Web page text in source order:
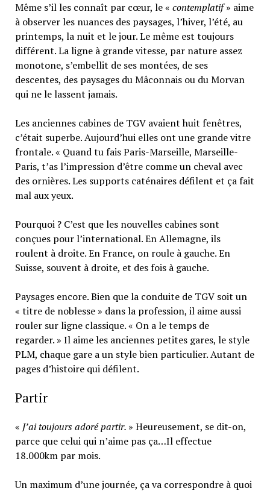
Même s’il les connaît par cœur, le « contemplatif» aime
à observer les nuances des paysages, l’hiver, l’été, au
printemps, la nuit et le jour. Le même est toujours
différent. La ligne à grande vitesse, par nature assez
monotone, s’embellit de ses montées, de ses
descentes, des paysages du Mâconnais ou du Morvan
qui ne le lassent jamais.
Les anciennes cabines de TGV avaient huit fenêtres,
c’était superbe. Aujourd’hui elles ont une grande vitre
frontale. « Quand tu fais Paris-Marseille, Marseille-
Paris, t’as l’impression d’être comme un cheval avec
des ornières. Les supports caténaires défilent et ça fait
mal aux yeux.
Pourquoi ? C’est que les nouvelles cabines sont
conçues pour l’international. En Allemagne, ils
roulent à droite. En France, on roule à gauche. En
Suisse, souvent à droite, et des fois à gauche.
Paysages encore. Bien que la conduite de TGV soit un
« titre de noblesse » dans la profession, il aime aussi
rouler sur ligne classique. « On a le temps de
regarder. » Il aime les anciennes petites gares, le style
PLM, chaque gare a un style bien particulier. Autant de
pages d’histoire qui défilent.
Partir
« J’ai toujours adoré partir. » Heureusement, se dit-on,
parce que celui qui n’aime pas ça…Il effectue
18.000km par mois.
Un maximum d’une journée, ça va correspondre à quoi